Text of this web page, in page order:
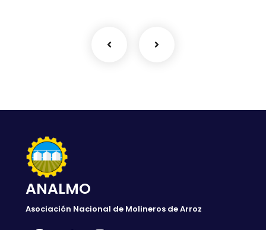
ANALMO
Asociación Nacional de Molineros de Arroz